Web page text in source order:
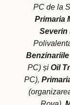
PC de la
Primaria
Severin
PC) și Oil
PC),